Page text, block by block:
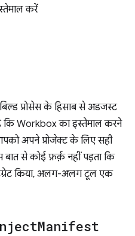
करें
प्रोसेस के हिसाब से अडजस्ट
Workbox का इस्तेमाल करने
अपने प्रोजेक्ट के लिए सही
बात से कोई फ़र्क़ नहीं पड़ता कि
किया, अलग-अलग टूल एक
Manifest